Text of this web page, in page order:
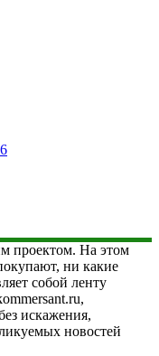
проектом. На этом
ни какие
собой ленту
искажения,
новостей